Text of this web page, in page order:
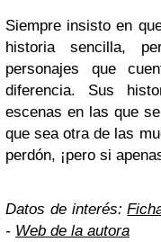
Siempre insisto en
historia sencilla,
personajes que
diferencia. Sus
escenas en las que
que sea otra de las
perdón, ¡pero si
Datos de interés:
- Web de la autora